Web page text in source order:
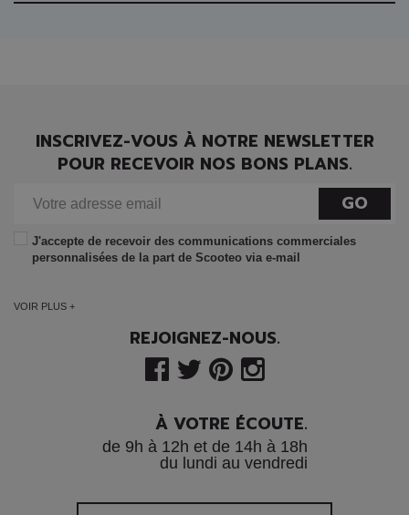
INSCRIVEZ-VOUS À NOTRE NEWSLETTER
POUR RECEVOIR NOS BONS PLANS.
GO
J'accepte de recevoir des communications commerciales
personnalisées de la part de Scooteo via e-mail
VOIR PLUS +
REJOIGNEZ-NOUS.
À VOTRE ÉCOUTE.
de 9h à 12h et de 14h à 18h
du lundi au vendredi